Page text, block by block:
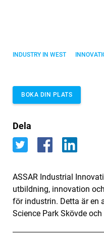
INDUSTRY IN WEST
BOKA DIN PLATS
Dela
ASSAR Industrial
utbildning, innovation
för industrin. Detta är en
Science Park Skövde och